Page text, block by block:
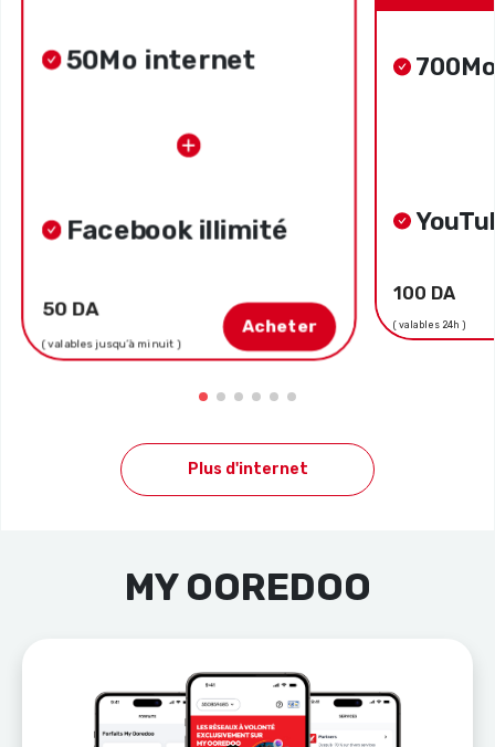
50Mo internet
Facebook illimité
50 DA
( valables jusqu’à minuit )
Acheter
100 DA
( valables 24h )
Plus d'internet
MY OOREDOO